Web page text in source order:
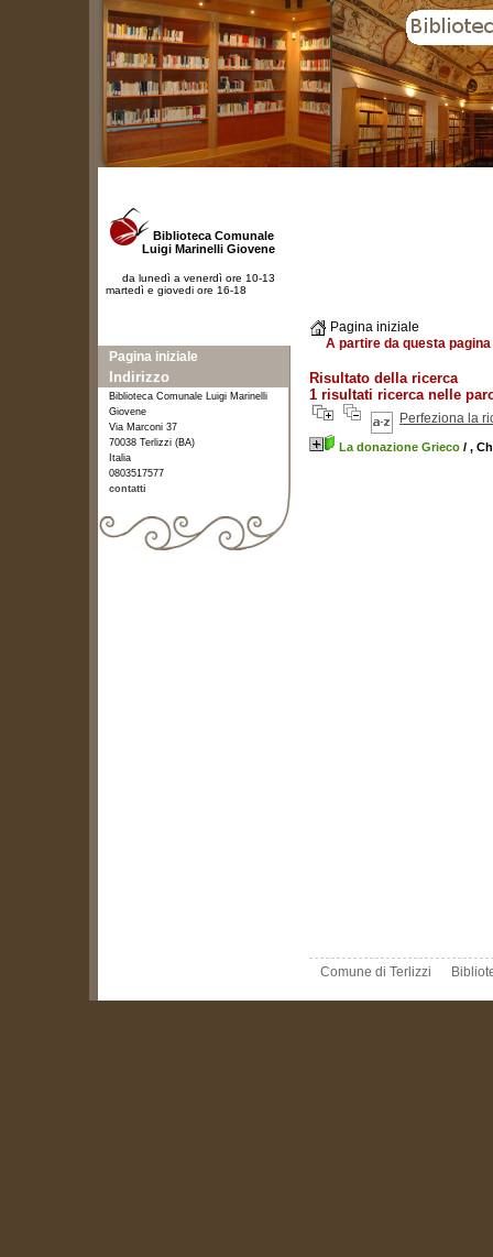
Pagina iniziale
A partire da questa
Risultato della ricerca
1 risultati ricerca nelle
Perfeziona la
La donazione Grieco / ,
Comune di Terlizzi
Biblioteca Comunale
Luigi Marinelli Giovene
da lunedì a venerdì ore 10-13
martedì e giovedi ore 16-18
Pagina iniziale
Indirizzo
Biblioteca Comunale Luigi Marinelli
Giovene
Via Marconi 37
70038 Terlizzi (BA)
Italia
0803517577
contatti